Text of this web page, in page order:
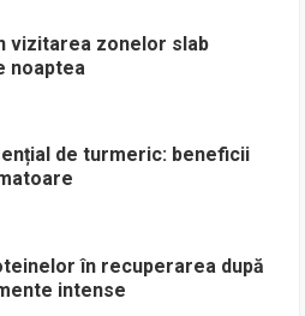
vizitarea zonelor slab
noaptea
de turmeric: beneficii
în recuperarea după
intense